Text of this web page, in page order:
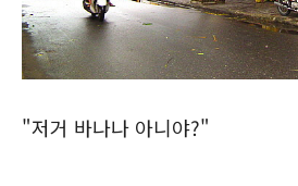
"저거 바나나 아니야?"